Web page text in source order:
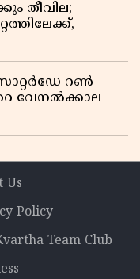
തീവില;
റൺ
വേനൽക്കാല
Us
Policy
Team Club